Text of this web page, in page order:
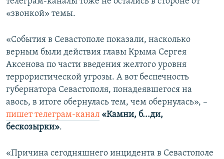
«звонкой» темы.
«События в Севастополе показали, насколько
верным были действия главы Крыма Сергея
Аксенова по части введения желтого уровня
террористической угрозы. А вот беспечность
губернатора Севастополя, понадеявшегося на
авось, в итоге обернулась тем, чем обернулась», –
пишет телеграм-канал «Камни, б...ди,
бескозырки».
«Причина сегодняшнего инцидента в Севастополе